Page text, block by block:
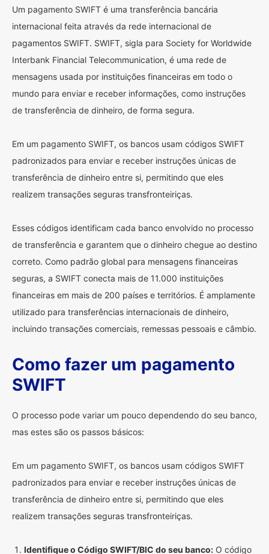
Um pagamento SWIFT é uma transferência bancária
internacional feita através da rede internacional de
pagamentos SWIFT. SWIFT, sigla para Society for Worldwide
Interbank Financial Telecommunication, é uma rede de
mensagens usada por instituições financeiras em todo o
mundo para enviar e receber informações, como instruções
de transferência de dinheiro, de forma segura.
Em um pagamento SWIFT, os bancos usam códigos SWIFT
padronizados para enviar e receber instruções únicas de
transferência de dinheiro entre si, permitindo que eles
realizem transações seguras transfronteiriças.
Esses códigos identificam cada banco envolvido no processo
de transferência e garantem que o dinheiro chegue ao destino
correto. Como padrão global para mensagens financeiras
seguras, a SWIFT conecta mais de 11.000 instituições
financeiras em mais de 200 países e territórios. É amplamente
utilizado para transferências internacionais de dinheiro,
incluindo transações comerciais, remessas pessoais e câmbio.
Como fazer um pagamento
SWIFT
O processo pode variar um pouco dependendo do seu banco,
mas estes são os passos básicos:
Em um pagamento SWIFT, os bancos usam códigos SWIFT
padronizados para enviar e receber instruções únicas de
transferência de dinheiro entre si, permitindo que eles
realizem transações seguras transfronteiriças.
Identifique o Código SWIFT/BIC do seu banco: O código